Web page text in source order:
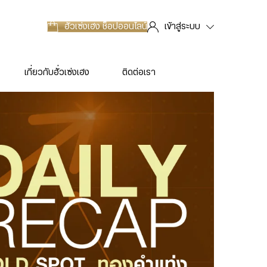
ฮั่วเซ่งเฮงช็อปออนไลน์ เข้าสู่ระบบ
เกี่ยวกับฮั่วเซ่งเฮง ติดต่อเรา